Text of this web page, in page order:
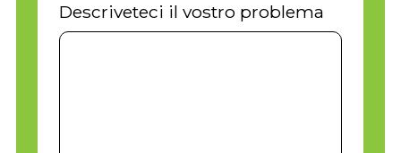
Descriveteci il vostro problema